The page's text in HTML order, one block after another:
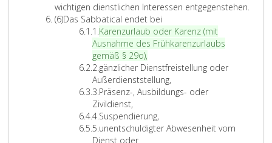
s
a
wichtigen dienstlichen Interessen entgegenstehen.
(6)ADas Sabbatical endet bei
1.Z
i
f
f
e
r
e
i
n
s
Karenzurlaub oder Karenz (mit
Ausnahme des Frühkarenzurlaubs
gemäß § 29o),
a
r
e
z
u
2.Z
i
f
f
e
r
2
gänzlicher Dienstfreistellung oder
Außerdienststellung,
3.Z
i
f
f
e
Präsenz-, Ausbildungs- oder
Zivildienst,
4.Z
i
f
Suspendierung,
5.Z
i
unentschuldigter Abwesenheit vom
Dienst oder